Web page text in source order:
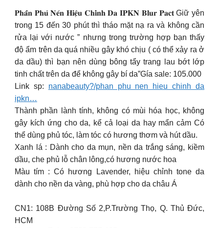
𝐏𝐡𝐚̂́𝐧 𝐏𝐡𝐮̉ 𝐍𝐞́𝐧 𝐇𝐢𝐞̣̂𝐮 𝐂𝐡𝐢̉𝐧𝐡 𝐃𝐚 𝐈𝐏𝐊𝐍 𝐁𝐥𝐮𝐫 𝐏𝐚𝐜𝐭 Giữ yên
trong 15 đến 30 phút thì tháo mặt nạ ra và không cần
rửa lại với nước ” nhưng trong trường hợp bạn thấy
độ ẩm trên da quá nhiều gây khó chịu ( có thể xảy ra ở
da dầu) thì bạn nên dùng bông tẩy trang lau bớt lớp
tinh chất trên da để không gây bí da”Gía sale: 105.000
Link sp: nanabeauty?/phan phu nen hieu chinh da
ipkn…
Thành phần lành tính, không có mùi hóa học, không
gây kích ứng cho da, kể cả loại da hay mẩn cảm Có
thể dùng phủ tóc, làm tóc có hương thơm và hút dầu.
Xanh lá : Dành cho da mụn, nền da trắng sáng, kiềm
dầu, che phủ lỗ chân lông,có hương nước hoa
Màu tím : Có hương Lavender, hiệu chỉnh tone da
dành cho nền da vàng, phù hợp cho da châu Á
CN1: 108B Đường Số 2,P.Trường Thọ, Q. Thủ Đức,
HCM